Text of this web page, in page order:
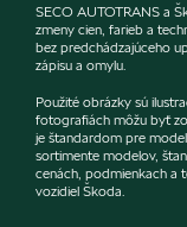
SECO AUTOTRANS a
zmeny cien, farieb a
bez predchádzajúceho
zápisu a omylu.
Použité obrázky sú
fotografiách môžu byť
je štandardom pre
sortimente modelov,
cenách, podmienkach a
vozidiel Škoda.